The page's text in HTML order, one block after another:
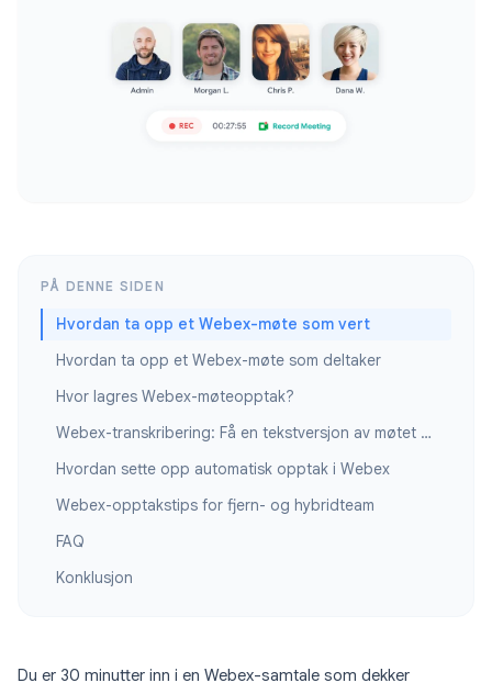
PÅ DENNE SIDEN
Hvordan ta opp et Webex-møte som vert
Hvordan ta opp et Webex-møte som deltaker
Hvor lagres Webex-møteopptak?
Webex-transkribering: Få en tekstversjon av møtet ditt
Hvordan sette opp automatisk opptak i Webex
Webex-opptakstips for fjern- og hybridteam
FAQ
Konklusjon
Du er 30 minutter inn i en Webex-samtale som dekker